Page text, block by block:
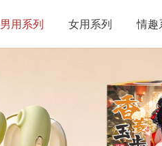
男用系列 女用系列 情趣